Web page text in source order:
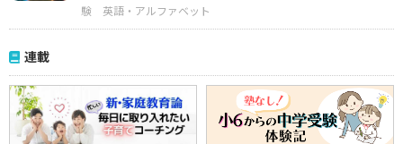
験
英語・アルファベット
連載